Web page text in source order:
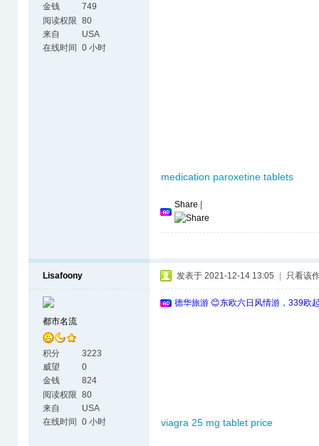
金钱
749
阅读权限 80
来自
USA
在线时间
0 小时
medication paroxetine tablets
Share
Lisafoony
都市名流
积分
3223
威望
0
金钱
824
阅读权限 80
来自
USA
在线时间
0 小时
发表于 2021-12-14 13:05 只看该
德华旅游 😊东欧六日风情游，339欧
viagra 25 mg tablet price